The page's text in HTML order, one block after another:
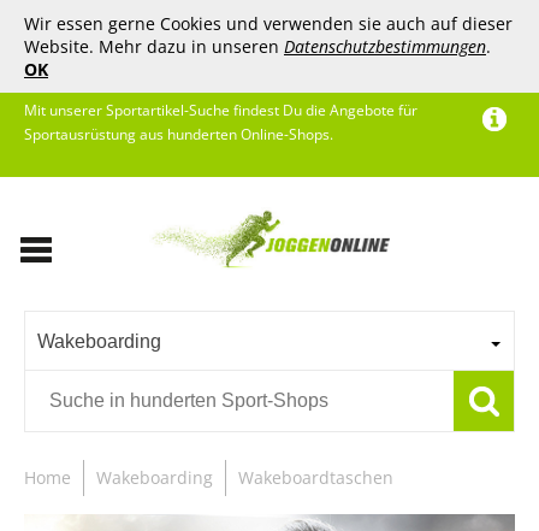
Wir essen gerne Cookies und verwenden sie auch auf dieser
Website. Mehr dazu in unseren Datenschutzbestimmungen.
OK
Mit unserer Sportartikel-Suche findest Du die Angebote für
Sportausrüstung aus hunderten Online-Shops.
Wakeboarding
Home Wakeboarding Wakeboardtaschen